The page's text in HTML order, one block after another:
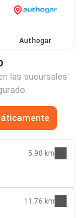
Authogar
las sucursales
5.98 km
11.76 km